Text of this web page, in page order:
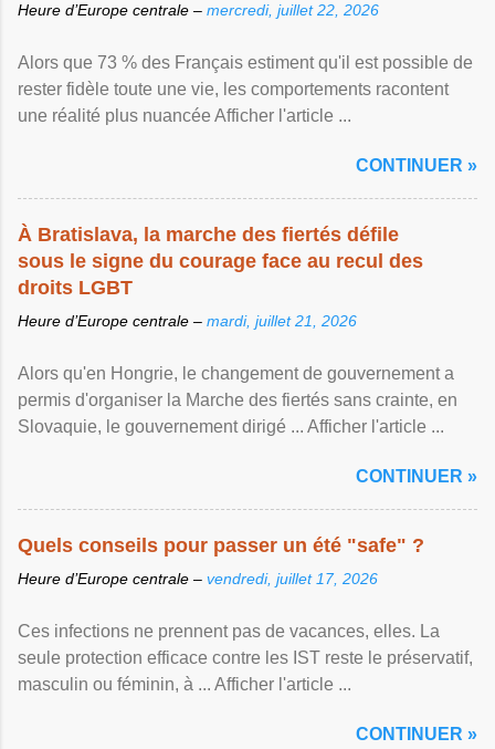
Heure d’Europe centrale – mercredi, juillet 22, 2026
Alors que 73 % des Français estiment qu'il est possible de
rester fidèle toute une vie, les comportements racontent
une réalité plus nuancée Afficher l'article ...
CONTINUER »
À Bratislava, la marche des fiertés défile
sous le signe du courage face au recul des
droits LGBT
Heure d’Europe centrale – mardi, juillet 21, 2026
Alors qu'en Hongrie, le changement de gouvernement a
permis d'organiser la Marche des fiertés sans crainte, en
Slovaquie, le gouvernement dirigé ... Afficher l'article ...
CONTINUER »
Quels conseils pour passer un été "safe" ?
Heure d’Europe centrale – vendredi, juillet 17, 2026
Ces infections ne prennent pas de vacances, elles. La
seule protection efficace contre les IST reste le préservatif,
masculin ou féminin, à ... Afficher l'article ...
CONTINUER »